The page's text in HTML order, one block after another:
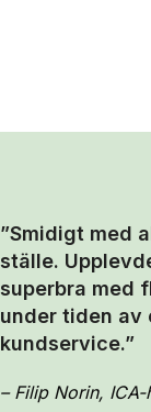
”Smidigt med
ställe.
superbra med
under tiden av
kundservice.”
– Filip Norin, ICA-